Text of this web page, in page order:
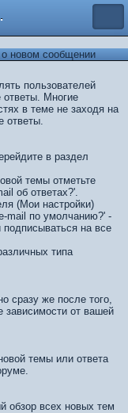
новом сообщении
пользователей
ответы. Многие
в теме не заходя на
ответы.
в раздел
темы отметьте
об ответах?'.
(Мои настройки)
mail по умолчанию?' -
на все
типа
сразу же после того,
зависимости от вашей
темы или ответа
обзор всех новых тем